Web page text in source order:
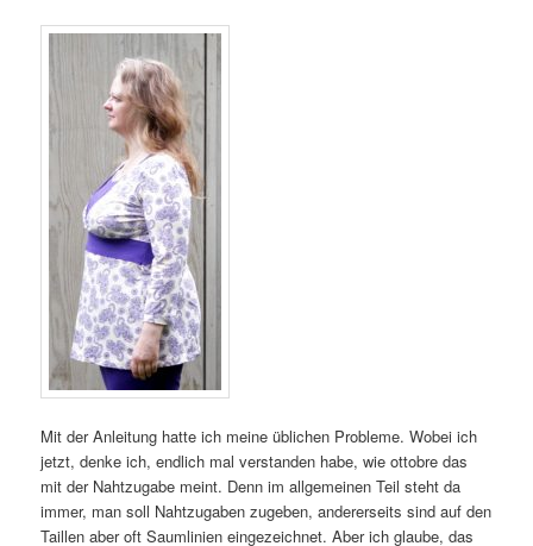
Mit der Anleitung hatte ich meine üblichen Probleme. Wobei ich
jetzt, denke ich, endlich mal verstanden habe, wie ottobre das
mit der Nahtzugabe meint. Denn im allgemeinen Teil steht da
immer, man soll Nahtzugaben zugeben, andererseits sind auf den
Taillen aber oft Saumlinien eingezeichnet. Aber ich glaube, das